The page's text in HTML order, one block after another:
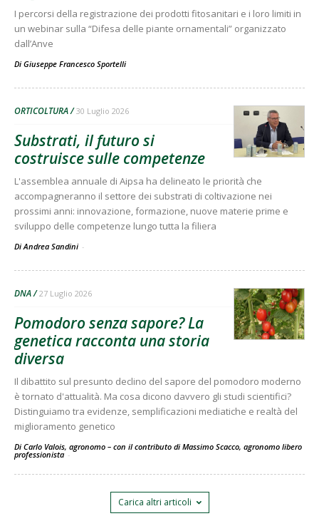
I percorsi della registrazione dei prodotti fitosanitari e i loro limiti in
un webinar sulla “Difesa delle piante ornamentali” organizzato
dall’Anve
Di Giuseppe Francesco Sportelli
ORTICOLTURA 30 Luglio 2026
Substrati, il futuro si
costruisce sulle competenze
L'assemblea annuale di Aipsa ha delineato le priorità che
accompagneranno il settore dei substrati di coltivazione nei
prossimi anni: innovazione, formazione, nuove materie prime e
sviluppo delle competenze lungo tutta la filiera
Di Andrea Sandini -
DNA 27 Luglio 2026
Pomodoro senza sapore? La
genetica racconta una storia
diversa
Il dibattito sul presunto declino del sapore del pomodoro moderno
è tornato d'attualità. Ma cosa dicono davvero gli studi scientifici?
Distinguiamo tra evidenze, semplificazioni mediatiche e realtà del
miglioramento genetico
Di Carlo Valois, agronomo – con il contributo di Massimo Scacco, agronomo libero
professionista -
Carica altri articoli